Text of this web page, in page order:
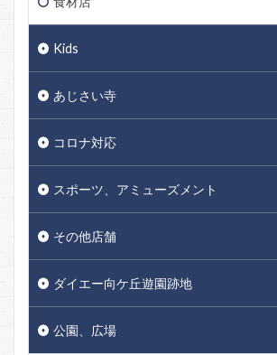
Kids
あじさい寺
コロナ対応
スポーツ、アミューズメント
その他店舗
ダイエー向ケ丘遊園跡地
公園、広場